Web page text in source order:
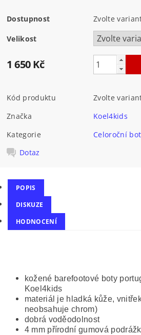
Dostupnost Zvolte
Velikost
1 650 Kč
Kód produktu
Zvolte
Značka
Koel4kids
Kategorie
Celoroční
Dotaz
POPIS
DISKUZE
HODNOCENÍ
kožené barefootové boty
Koel4kids
materiál je hladká kůže,
neobsahuje chrom)
dobrá voděodolnost
4 mm přírodní gumová